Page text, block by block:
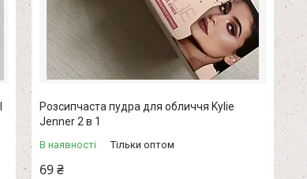
Розсипчаста пудра для обличчя Kylie
Jenner 2 в 1
В наявності Тільки оптом
69 ₴